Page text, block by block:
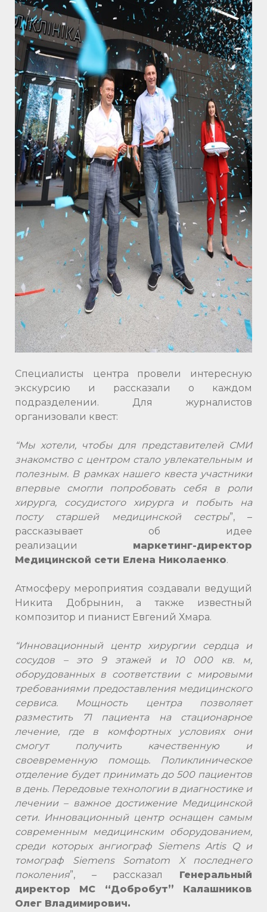
Специалисты центра провели интересную
экскурсию и рассказали о каждом
подразделении. Для журналистов
организовали квест:
“Мы хотели, чтобы для представителей СМИ
знакомство с центром стало увлекательным и
полезным. В рамках нашего квеста участники
впервые смогли попробовать себя в роли
хирурга, сосудистого хирурга и побыть на
посту старшей медицинской сестры”, –
рассказывает об идее
реализации маркетинг-директор
Медицинской сети Елена Николаенко.
Атмосферу мероприятия создавали ведущий
Никита Добрынин, а также известный
композитор и пианист Евгений Хмара.
“Инновационный центр хирургии сердца и
сосудов – это 9 этажей и 10 000 кв. м,
оборудованных в соответствии с мировыми
требованиями предоставления медицинского
сервиса. Мощность центра позволяет
разместить 71 пациента на стационарное
лечение, где в комфортных условиях они
смогут получить качественную и
своевременную помощь. Поликлиническое
отделение будет принимать до 500 пациентов
в день. Передовые технологии в диагностике и
лечении – важное достижение Медицинской
сети. Инновационный центр оснащен самым
современным медицинским оборудованием,
среди которых ангиограф Siemens Artis Q и
томограф Siemens Somatom X последнего
поколения”, – рассказал Генеральный
директор МС “Добробут” Калашников
Олег Владимирович.